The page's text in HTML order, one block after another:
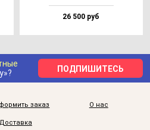
26 500 руб
ПОДПИШИТЕСЬ
заказ О нас
Доставка